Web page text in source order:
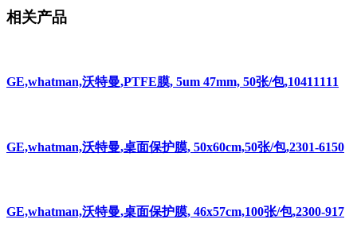
相关产品
GE,whatman,沃特曼,PTFE膜, 5um 47mm, 50张/包,10411111
GE,whatman,沃特曼,桌面保护膜, 50x60cm,50张/包,2301-6150
GE,whatman,沃特曼,桌面保护膜, 46x57cm,100张/包,2300-917